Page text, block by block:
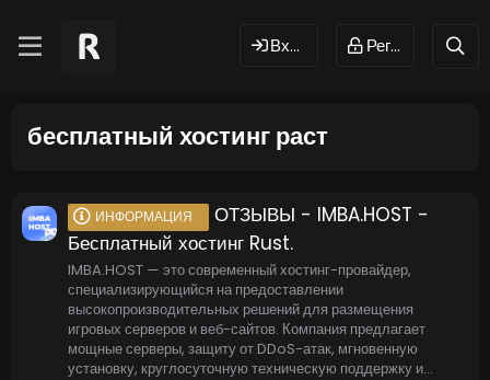
Вход Регистрация
бесплатный хостинг раст
ИНФОРМАЦИЯ
ОТЗЫВЫ - IMBA.HOST -
Бесплатный хостинг Rust.
IMBA.HOST — это современный хостинг-провайдер,
специализирующийся на предоставлении
высокопроизводительных решений для размещения
игровых серверов и веб-сайтов. Компания предлагает
мощные серверы, защиту от DDoS-атак, мгновенную
установку, круглосуточную техническую поддержку и...